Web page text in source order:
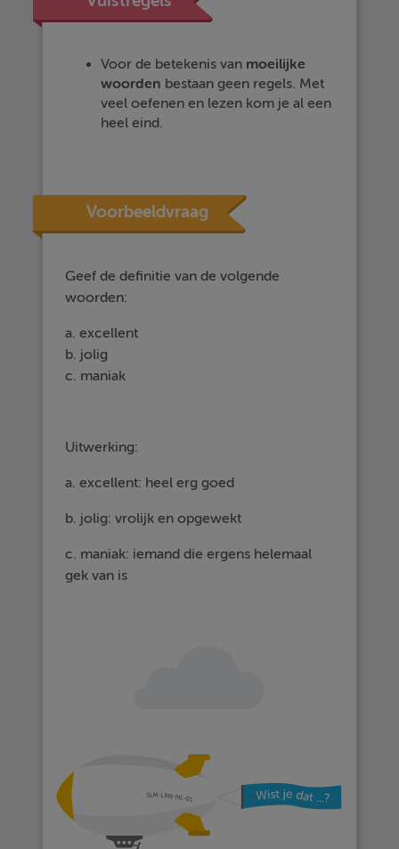
Voor de betekenis van moeilijke
woorden bestaan geen regels. Met
veel oefenen en lezen kom je al een
heel eind.
Voorbeeldvraag
Geef de definitie van de volgende
woorden:
a. excellent
b. jolig
c. maniak
Uitwerking:
a. excellent: heel erg goed
b. jolig: vrolijk en opgewekt
c. maniak: iemand die ergens helemaal
gek van is